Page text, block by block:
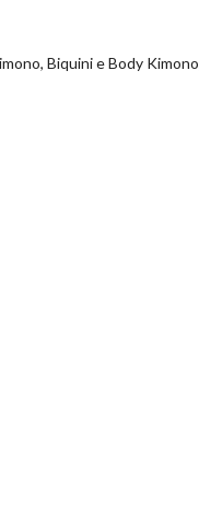
Biquini e Body